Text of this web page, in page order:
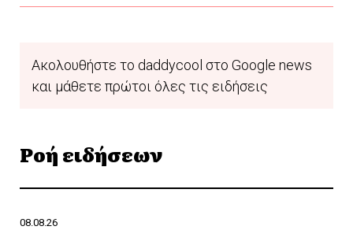
Ακολουθήστε το daddycool στο Google news
και μάθετε πρώτοι όλες τις ειδήσεις
Ροή ειδήσεων
08.08.26